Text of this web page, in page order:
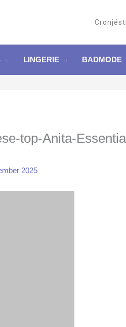
LINGERIE BADMODE
top-Anita-
2025